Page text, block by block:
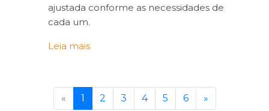
ajustada conforme as necessidades de
cada um.
Leia mais
« 1 2 3 4 5 6 »